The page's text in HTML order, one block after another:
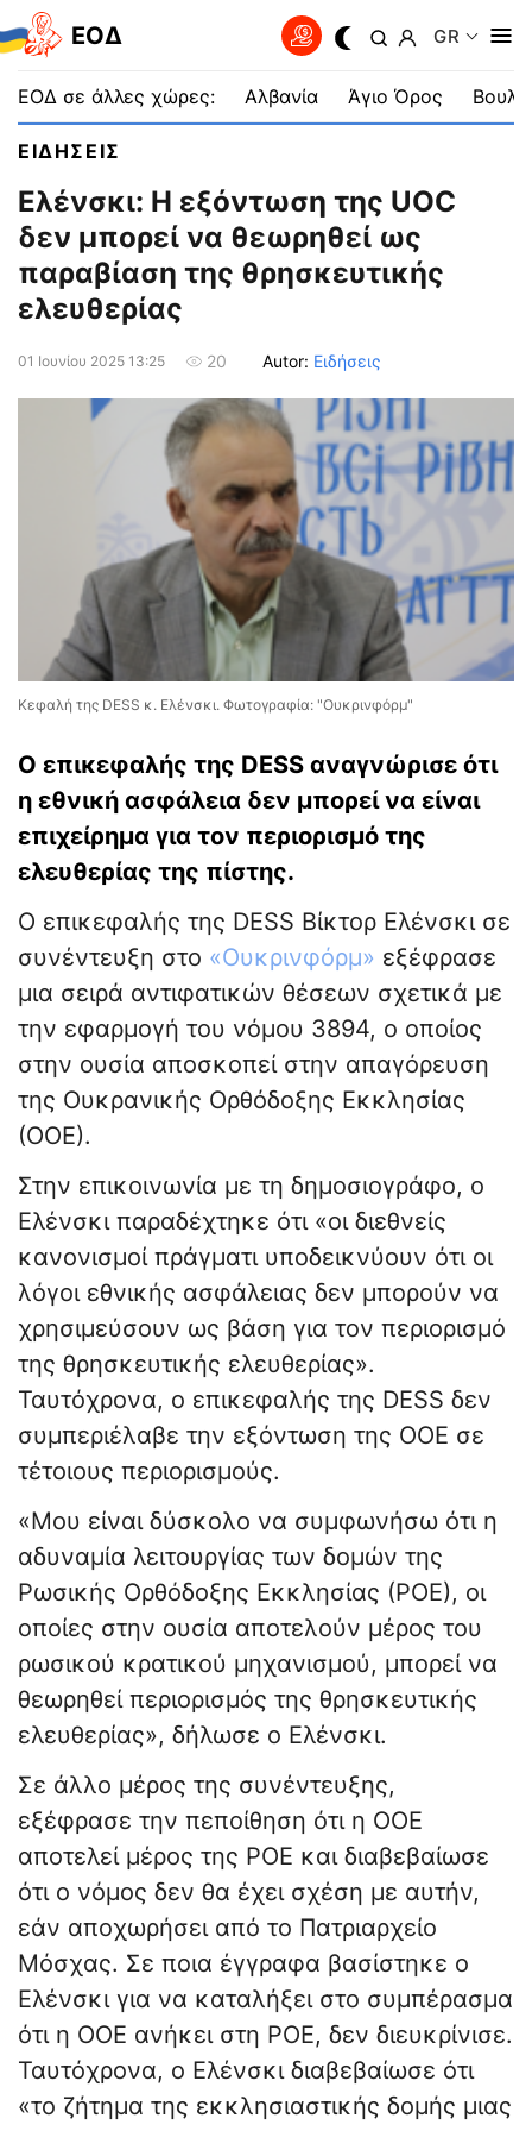
EOΔ GR
ΕΟΔ σε άλλες χώρες: Αλβανία Άγιο Όρος
ΕΙΔΗΣΕΙΣ
Еλένσκι: Η εξόντωση της UOC
δεν μπορεί να θεωρηθεί ως
παραβίαση της θρησκευτικής
ελευθερίας
01 Ιουνίου 2025 13:25 20 Autor: Ειδήσεις
Κεφαλή της DESS κ. Ελένσκι. Φωτογραφία: "Ουκρινφόρμ"
Ο επικεφαλής της DESS αναγνώρισε ότι
η εθνική ασφάλεια δεν μπορεί να είναι
επιχείρημα για τον περιορισμό της
ελευθερίας της πίστης.
Ο επικεφαλής της DESS Βίκτορ Ελένσκι σε
συνέντευξη στο «Ουκρινφόρμ» εξέφρασε
μια σειρά αντιφατικών θέσεων σχετικά με
την εφαρμογή του νόμου 3894, ο οποίος
στην ουσία αποσκοπεί στην απαγόρευση
της Ουκρανικής Ορθόδοξης Εκκλησίας
(ΟΟΕ).
Στην επικοινωνία με τη δημοσιογράφο, ο
Ελένσκι παραδέχτηκε ότι «οι διεθνείς
κανονισμοί πράγματι υποδεικνύουν ότι οι
λόγοι εθνικής ασφάλειας δεν μπορούν να
χρησιμεύσουν ως βάση για τον περιορισμό
της θρησκευτικής ελευθερίας».
Ταυτόχρονα, ο επικεφαλής της DESS δεν
συμπεριέλαβε την εξόντωση της ΟΟΕ σε
τέτοιους περιορισμούς.
«Μου είναι δύσκολο να συμφωνήσω ότι η
αδυναμία λειτουργίας των δομών της
Ρωσικής Ορθόδοξης Εκκλησίας (ΡΟΕ), οι
οποίες στην ουσία αποτελούν μέρος του
ρωσικού κρατικού μηχανισμού, μπορεί να
θεωρηθεί περιορισμός της θρησκευτικής
ελευθερίας», δήλωσε ο Ελένσκι.
Σε άλλο μέρος της συνέντευξης,
εξέφρασε την πεποίθηση ότι η ΟΟΕ
αποτελεί μέρος της ΡΟΕ και διαβεβαίωσε
ότι ο νόμος δεν θα έχει σχέση με αυτήν,
εάν αποχωρήσει από το Πατριαρχείο
Μόσχας. Σε ποια έγγραφα βασίστηκε ο
Ελένσκι για να καταλήξει στο συμπέρασμα
ότι η ΟΟΕ ανήκει στη ΡΟΕ, δεν διευκρίνισε.
Ταυτόχρονα, ο Ελένσκι διαβεβαίωσε ότι
«το ζήτημα της εκκλησιαστικής δομής μιας